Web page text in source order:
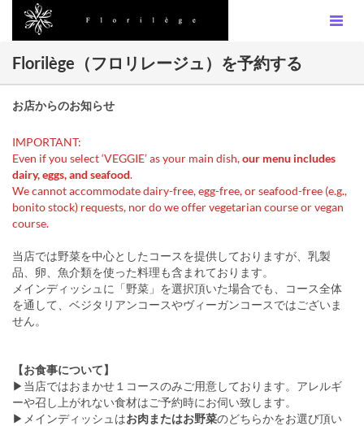
Florilège（フロリレージュ）を予約する
お店からのお知らせ
IMPORTANT:
Even if you select ‘VEGGIE’ as your main dish,our menu includes
dairy, eggs, and seafood.
We cannot accommodate dairy-free, egg-free, or seafood-free (e.g.,
bonito stock) requests, nor do we offer vegetarian course or vegan
course.
当店では野菜を中心としたコースを提供しておりますが、乳製
品、卵、魚介類を使った料理も含まれております。
メインディッシュに「野菜」を選択頂いた場合でも、コース全体
を通して、ベジタリアンコースやヴィーガンコースではございま
せん。
【お食事について】
▶︎当店ではおまかせ１コースのみご用意しております。アレルギ
ーや召し上がれない食材はご予約時にお伺い致します。
▶︎メインディッシュはお肉またはお野菜のどちらかをお選び頂い